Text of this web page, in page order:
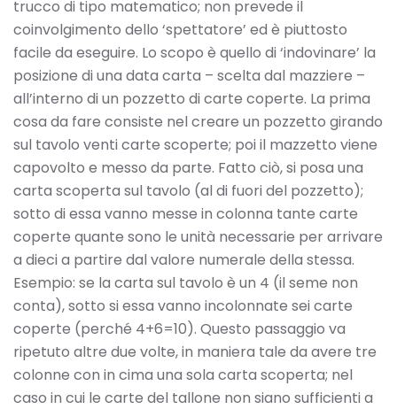
trucco di tipo matematico; non prevede il
coinvolgimento dello ‘spettatore’ ed è piuttosto
facile da eseguire. Lo scopo è quello di ‘indovinare’ la
posizione di una data carta – scelta dal mazziere –
all’interno di un pozzetto di carte coperte. La prima
cosa da fare consiste nel creare un pozzetto girando
sul tavolo venti carte scoperte; poi il mazzetto viene
capovolto e messo da parte. Fatto ciò, si posa una
carta scoperta sul tavolo (al di fuori del pozzetto);
sotto di essa vanno messe in colonna tante carte
coperte quante sono le unità necessarie per arrivare
a dieci a partire dal valore numerale della stessa.
Esempio: se la carta sul tavolo è un 4 (il seme non
conta), sotto si essa vanno incolonnate sei carte
coperte (perché 4+6=10). Questo passaggio va
ripetuto altre due volte, in maniera tale da avere tre
colonne con in cima una sola carta scoperta; nel
caso in cui le carte del tallone non siano sufficienti a